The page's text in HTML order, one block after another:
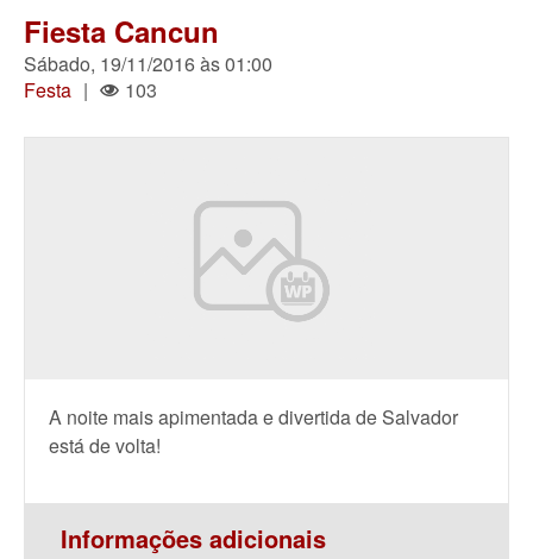
Fiesta Cancun
Sábado, 19/11/2016 às 01:00
Festa | 103
A noite mais apimentada e divertida de Salvador
está de volta!
Informações adicionais